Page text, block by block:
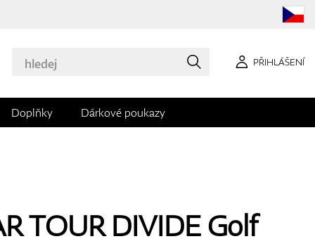
PŘIHLÁŠENÍ
Doplňky Dárkové poukazy
TOUR DIVIDE Golf